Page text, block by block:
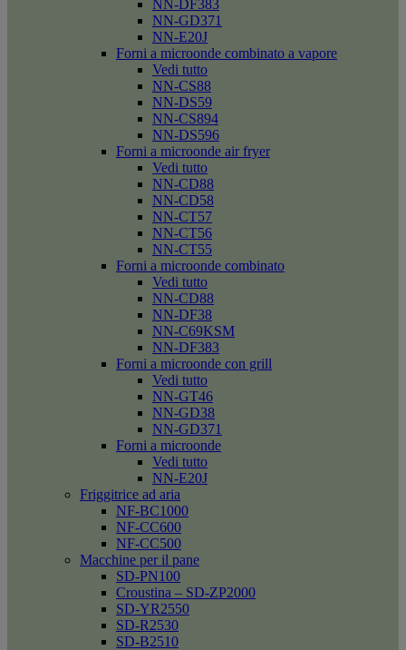
NN-DF383
NN-GD371
NN-E20J
Forni a microonde combinato a vapore
Vedi tutto
NN-CS88
NN-DS59
NN-CS894
NN-DS596
Forni a microonde air fryer
Vedi tutto
NN-CD88
NN-CD58
NN-CT57
NN-CT56
NN-CT55
Forni a microonde combinato
Vedi tutto
NN-CD88
NN-DF38
NN-C69KSM
NN-DF383
Forni a microonde con grill
Vedi tutto
NN-GT46
NN-GD38
NN-GD371
Forni a microonde
Vedi tutto
NN-E20J
Friggitrice ad aria
NF-BC1000
NF-CC600
NF-CC500
Macchine per il pane
SD-PN100
Croustina – SD-ZP2000
SD-YR2550
SD-R2530
SD-B2510